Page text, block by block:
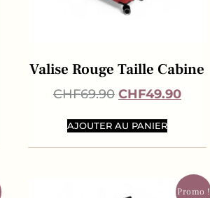
Valise Rouge Taille Cabine
CHF69.90 CHF49.90
AJOUTER AU PANIER
Promo !